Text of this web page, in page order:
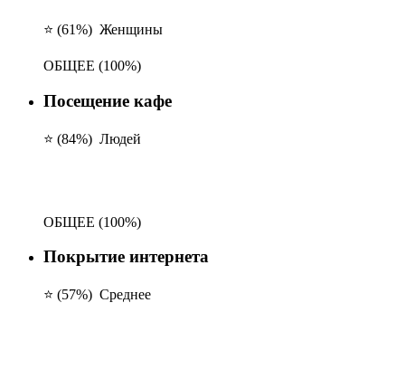
⭐ (61%) Женщины
ОБЩЕЕ (100%)
Посещение кафе
⭐ (84%) Людей
ОБЩЕЕ (100%)
Покрытие интернета
⭐ (57%) Среднее